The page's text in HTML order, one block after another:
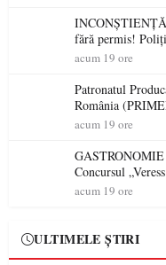
fără permis!
acum 19 ore
Patronatul
România
electrică a
acum 19 ore
GASTRONOMIE Se încing ceaunele la Satu Mare!
Concursul
spectaculoase,
acum 19 ore
ULTIMELE ȘTIRI